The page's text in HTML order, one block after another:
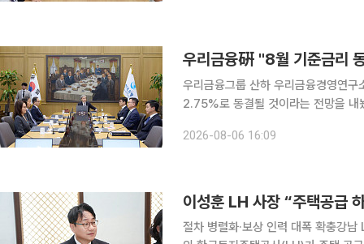
우리금융硏 "8월 기준금리
우리금융그룹 산하 우리금융경영연
2.75%로 동결될 것이라는 전망을 내놨다. 연구소는 이날 보고서에서 "(금통위가) 7
를 현 수준에서 유지할 것"이라고 밝
2026-08-06 16:09
이성훈 LH 사장 “주택공급
절차 병렬화·보상 인력 대폭 확충강